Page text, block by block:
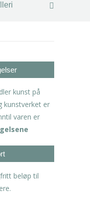
Search:
kunst på
kunstverket er
varen er
beløp til